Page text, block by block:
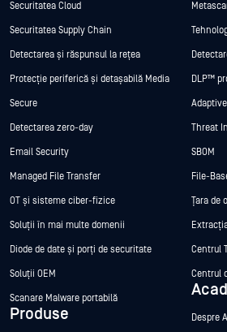
Securitatea Cloud
Securitatea Supply Chain
Detectarea și răspunsul la rețea
Protecție periferică și detașabilă Media
Secure
Detectarea zero-day
Email Security
Managed File Transfer
OT și sisteme ciber-fizice
Soluții în mai multe domenii
Diode de date și porți de securitate
Soluții OEM
Scanare Malware portabilă
Produse
DLP™
Threat
SBOM
File-
Țara de
Centrul
Centrul
Despre